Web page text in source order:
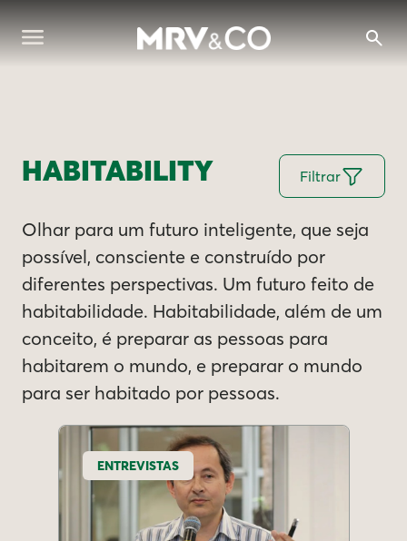
HABITABILITY Filtrar
Olhar para um futuro inteligente, que seja
possível, consciente e construído por
diferentes perspectivas. Um futuro feito de
habitabilidade. Habitabilidade, além de um
conceito, é preparar as pessoas para
habitarem o mundo, e preparar o mundo
para ser habitado por pessoas.
ENTREVISTAS